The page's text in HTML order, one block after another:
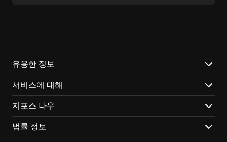
주요 특징:
어둠 속의 권력 투쟁: 시애틀의 밤을 배경으로 펼쳐지는
매혹적인 스토리라인을 탐험하세요.
나만의 흡혈귀: 다양한 블러드라인과 능력을 조합하여 독
특한 캐릭터를 창조하세요.
유용한 정보
서비스에 대해
지포스 나우
법률 정보